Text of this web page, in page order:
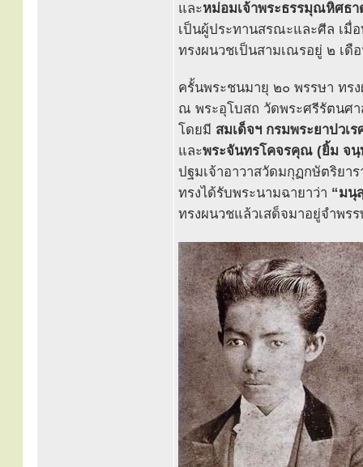
และหม่อมเจ้าพระธรรมุณหิศธา
เป็นผู้ประทานสรณะและศีล เมื่
ทรงผนวชเป็นสามเณรอยู่ ๒ เดื
ครั้นพระชนมายุ ๒๐ พรรษา ทร
ณ พระอุโบสถ วัดพระศรีรัตนศ
โดยมี สมเด็จฯ กรมพระยาปวเ
และพระจันทรโคจรคุณ (ยิ้ม จนฺ
ปฐมเจ้าอาวาสวัดมกุฏกษัตริยา
ทรงได้รับพระนามฉายาว่า “มนุ
ทรงผนวชแล้วเสด็จมาอยู่จำพ